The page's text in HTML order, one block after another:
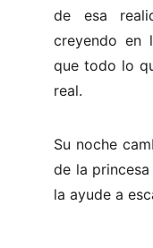
de esa
creyendo en
que todo lo
real.
Su noche
de la
la ayude a